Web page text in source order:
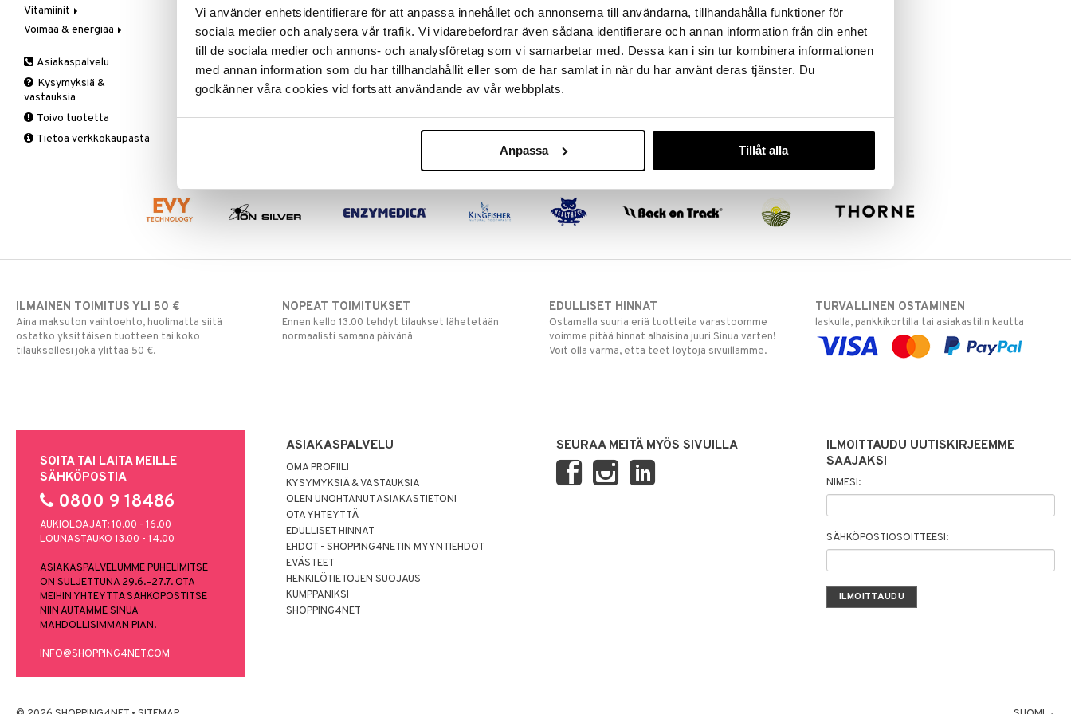
Vi använder enhetsidentifierare för att anpassa innehållet och annonserna till användarna, tillhandahålla funktioner för
sociala medier och analysera vår trafik. Vi vidarebefordrar även sådana identifierare och annan information från din enhet
till de sociala medier och annons- och analysföretag som vi samarbetar med. Dessa kan i sin tur kombinera informationen
med annan information som du har tillhandahållit eller som de har samlat in när du har använt deras tjänster. Du
godkänner våra cookies vid fortsatt användande av vår webbplats.
Anpassa Tillåt alla
Verisuonia vahvistavat
Kivunlievitys
Muuta
Juomat
Kuidut
Ruuansulatus
Suolisto
C-vitamiini
Estävä & helpottava
Muut
Valkosipuli
Yskään
Vitamiinit
A, D, E & K
B-vitamiinit
C-vitamiinit
Miehet
Multimineraalit
Voimaa & energiaa
Muut
Q-10
Schizandra
Suorituskyky
Asiakaspalvelu
Kysymyksiä &
vastauksia
Toivo tuotetta
Tietoa verkkokaupasta
ILMAINEN TOIMITUS YLI 50 €
Aina maksuton vaihtoehto, huolimatta siitä
ostatko yksittäisen tuotteen tai koko
tilauksellesi joka ylittää 50 €.
NOPEAT TOIMITUKSET
Ennen kello 13.00 tehdyt tilaukset lähetetään
normaalisti samana päivänä
EDULLISET HINNAT
Ostamalla suuria eriä tuotteita varastoomme
voimme pitää hinnat alhaisina juuri Sinua varten!
Voit olla varma, että teet löytöjä sivuillamme.
TURVALLINEN OSTAMINEN
laskulla, pankkikortilla tai asiakastilin kautta
SOITA TAI LAITA MEILLE
SÄHKÖPOSTIA
0800 9 18486
AUKIOLOAJAT: 10.00 - 16.00
LOUNASTAUKO 13.00 - 14.00
ASIAKASPALVELUMME PUHELIMITSE
ON SULJETTUNA 29.6.–27.7. OTA
MEIHIN YHTEYTTÄ SÄHKÖPOSTITSE
NIIN AUTAMME SINUA
MAHDOLLISIMMAN PIAN.
INFO@SHOPPING4NET.COM
ASIAKASPALVELU
OMA PROFIILI
KYSYMYKSIÄ & VASTAUKSIA
OLEN UNOHTANUT ASIAKASTIETONI
OTA YHTEYTTÄ
EDULLISET HINNAT
EHDOT - SHOPPING4NETIN MYYNTIEHDOT
EVÄSTEET
HENKILÖTIETOJEN SUOJAUS
KUMPPANIKSI
SHOPPING4NET
SEURAA MEITÄ MYÖS SIVUILLA
ILMOITTAUDU UUTISKIRJEEMME
SAAJAKSI
NIMESI:
SÄHKÖPOSTIOSOITTEESI: